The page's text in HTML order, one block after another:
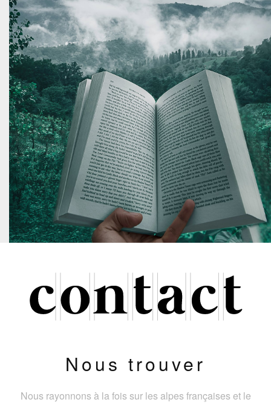
Nous trouver
Nous rayonnons à la fois sur les alpes françaises et le